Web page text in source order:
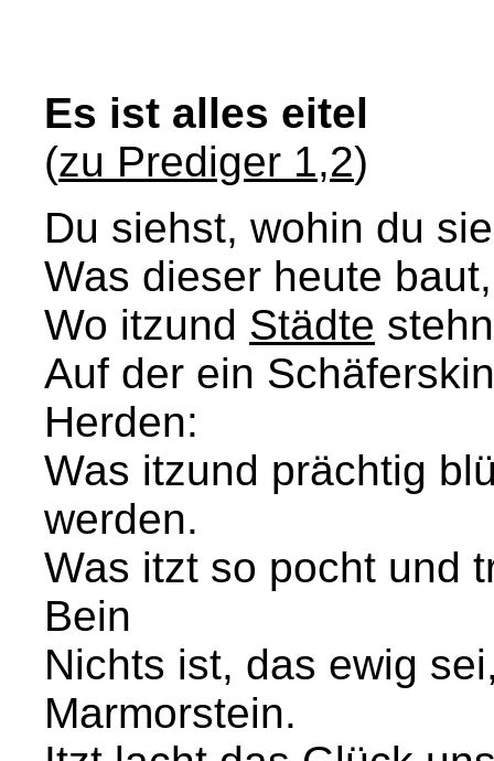
Es ist alles eitel
(zu Prediger 1,2)
Du siehst, wohin du
Was dieser heute
Wo itzund Städte
Auf der ein
Herden:
Was itzund prächtig
werden.
Was itzt so pocht und
Bein
Nichts ist, das ewig
Marmorstein.